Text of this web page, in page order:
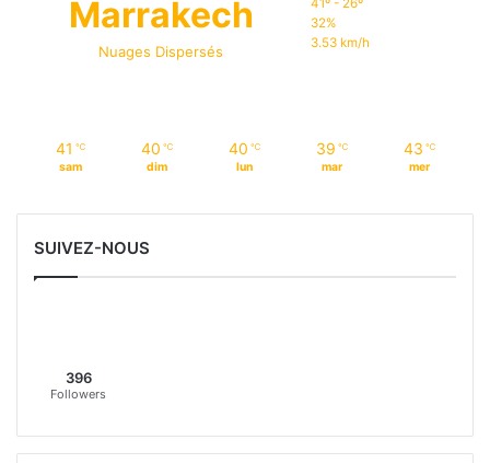
Marrakech
Nuages Dispersés
41º - 26º
32%
3.53 km/h
41 ℃
sam
40 ℃
dim
40 ℃
lun
39 ℃
mar
43 ℃
mer
SUIVEZ-NOUS
396
Followers